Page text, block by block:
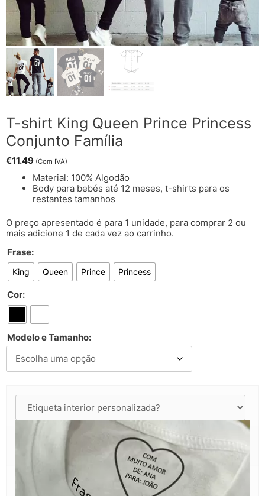
T-shirt King Queen Prince Princess
Conjunto Família
€11.49 (Com IVA)
Material: 100% Algodão
Body para bebés até 12 meses, t-shirts para os
restantes tamanhos
O preço apresentado é para 1 unidade, para comprar 2 ou
mais adicione 1 de cada vez ao carrinho.
Frase:
King Queen Prince Princess
Cor:
Modelo e Tamanho: